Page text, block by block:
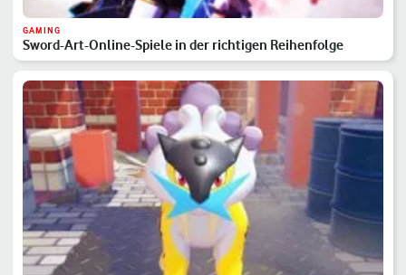
GAMING
Sword-Art-Online-Spiele in der richtigen Reihenfolge